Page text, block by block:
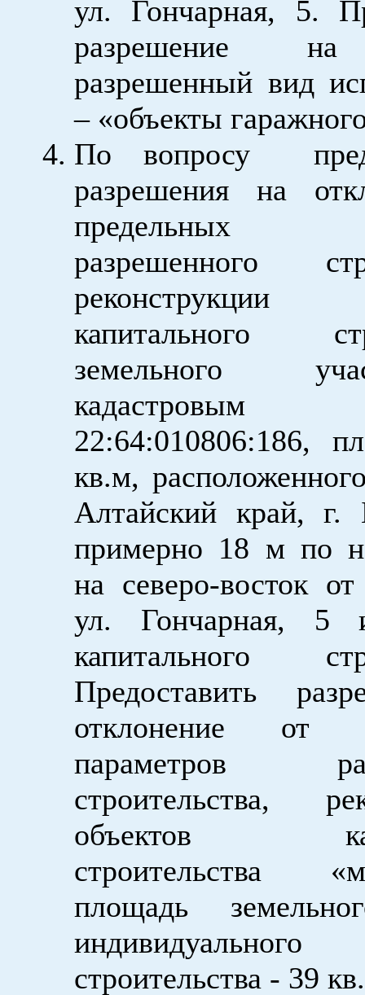
ул. Гончарная, 5.
разрешение на
разрешенный вид
– «объекты
По вопросу
разрешения на
предельных
разрешенного
реконструкции
капитального
земельного
кадастровым
22:64:010806:186,
кв.м,
Алтайский край, г.
примерно 18 м по
на северо-восток
ул. Гончарная, 5
капитального
Предоставить
отклонение от
параметров
строительства,
объектов
строительства
площадь
индивидуального
строительства - 39